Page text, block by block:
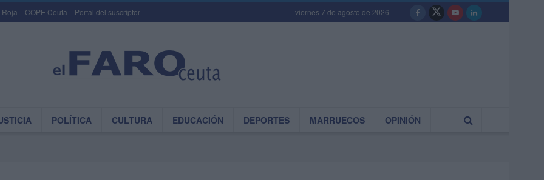
Roja COPE Ceuta Portal del suscriptor viernes 7 de agosto de 2026
POLÍTICA CULTURA EDUCACIÓN DEPORTES MARRUECOS OPINIÓN